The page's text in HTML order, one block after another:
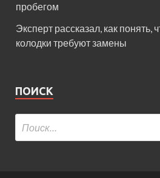
пробегом
Эксперт рассказал, как понять,
колодки требуют замены
ПОИСК